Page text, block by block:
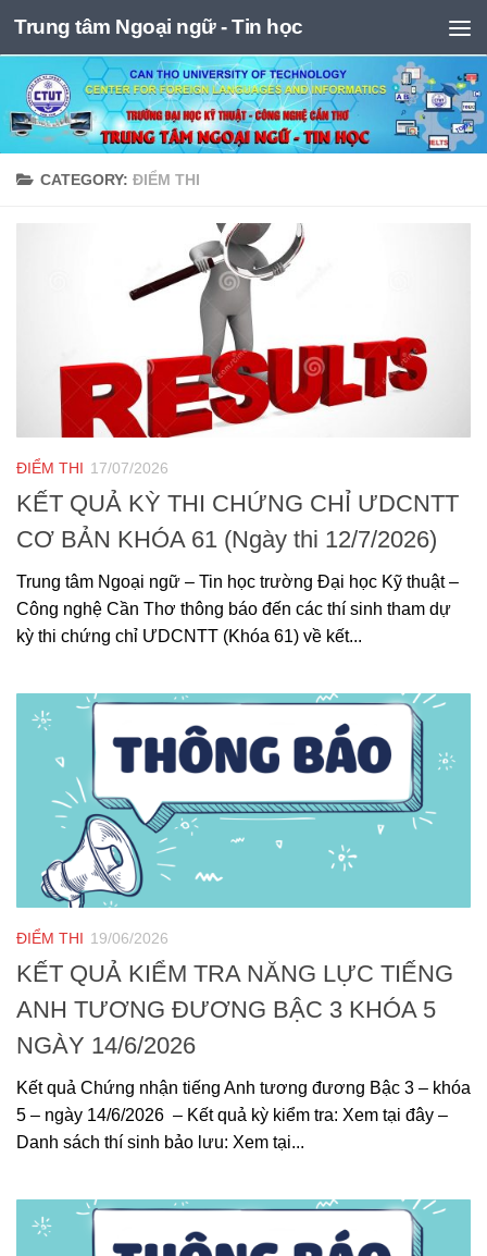
Skip to content
Trung tâm Ngoại ngữ - Tin học
CATEGORY: ĐIỂM THI
ĐIỂM THI 17/07/2026
KẾT QUẢ KỲ THI CHỨNG CHỈ ƯDCNTT
CƠ BẢN KHÓA 61 (Ngày thi 12/7/2026)
Trung tâm Ngoại ngữ – Tin học trường Đại học Kỹ thuật –
Công nghệ Cần Thơ thông báo đến các thí sinh tham dự
kỳ thi chứng chỉ ƯDCNTT (Khóa 61) về kết...
ĐIỂM THI 19/06/2026
KẾT QUẢ KIỂM TRA NĂNG LỰC TIẾNG
ANH TƯƠNG ĐƯƠNG BẬC 3 KHÓA 5
NGÀY 14/6/2026
Kết quả Chứng nhận tiếng Anh tương đương Bậc 3 – khóa
5 – ngày 14/6/2026 – Kết quả kỳ kiểm tra: Xem tại đây –
Danh sách thí sinh bảo lưu: Xem tại...